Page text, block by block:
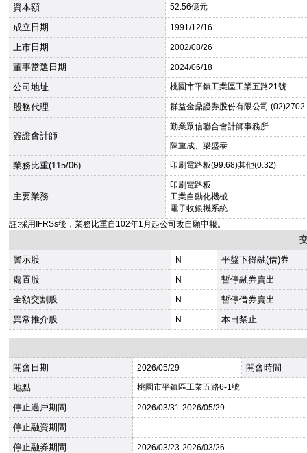
資本額 52.56億元
成立日期 1991/12/16
上市日期 2002/08/26
董事當選日期 2024/06/18
公司地址 桃園市平鎮工業區工業五路21號
股務代理 群益金鼎證券股份有限公司
簽證會計師
勤業眾信聯合會計師事務所
陳重成、梁盛泰
業務比重(115/06) 印刷電路板(99.68)其他(0.32)
主要業務
印刷電路板
工業自動化機械
電子收銀機系統
註:採用IFRSs後，業務比重自102年1月起公司改自願申報。
警示股
N
平盤下得融(借)券
處置股
N
暫停融券賣出
全額交割股
N
暫停借券賣出
異常推介股
N 本日禁止
開會日期 2026/05/29
開會時間
地點
桃園市平鎮區工業五路6-1號
停止過戶期間 2026/03/31-2026/05/29
停止融資期間 -
停止融券期間 2026/03/23-2026/03/26